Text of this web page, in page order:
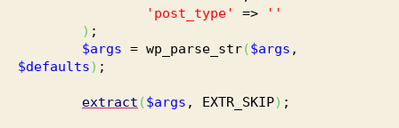
'post_type'
=>
''
) ;
$args = wp_parse_str($args ,
$defaults) ;
extract ($args , EXTR_SKIP) ;